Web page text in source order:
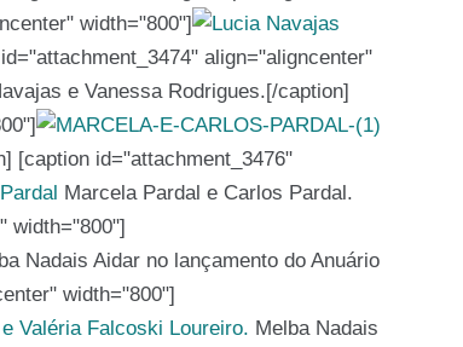
width="800"]
align="aligncenter"
e Vanessa Rodrigues.[/caption]
[caption id="attachment_3476"
Marcela Pardal e Carlos Pardal.
width="800"]
Nadais Aidar no lançamento do Anuário
width="800"]
Melba Nadais